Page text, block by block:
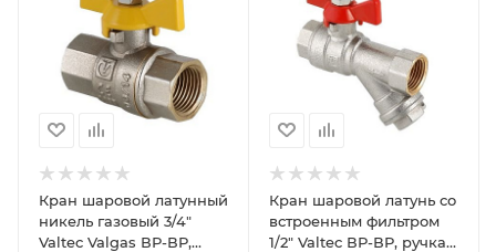
Кран шаровой латунный
никель газовый 3/4"
Valtec Valgas ВР-ВР,
Кран шаровой латунь со
встроенным фильтром
1/2" Valtec ВР-ВР, ручка-